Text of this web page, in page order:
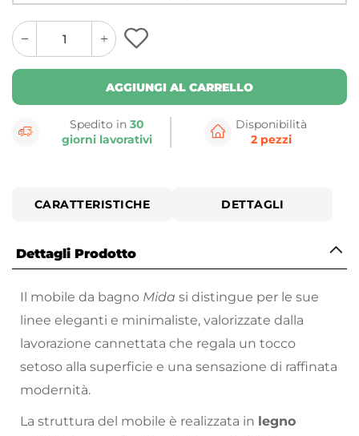
quantity
button
quantity
minus
button
AGGIUNGI AL CARRELLO
Spedito in 30
giorni lavorativi
Disponibilità
2 pezzi
CARATTERISTICHE DETTAGLI
Dettagli Prodotto
Il mobile da bagno Mida si distingue per le sue
linee eleganti e minimaliste, valorizzate dalla
lavorazione cannettata che regala un tocco
setoso alla superficie e una sensazione di raffinata
modernità.
La struttura del mobile è realizzata in legno